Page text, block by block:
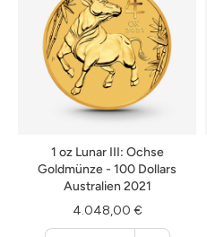
1 oz Lunar III: Ochse
Goldmünze - 100 Dollars
Australien 2021
4.048,00 €